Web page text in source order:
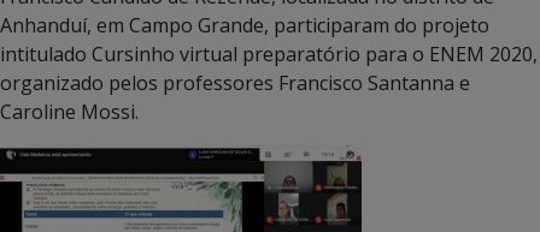
Anhanduí, em Campo Grande, participaram do projeto
intitulado Cursinho virtual preparatório para o ENEM 2020,
organizado pelos professores Francisco Santanna e
Caroline Mossi.